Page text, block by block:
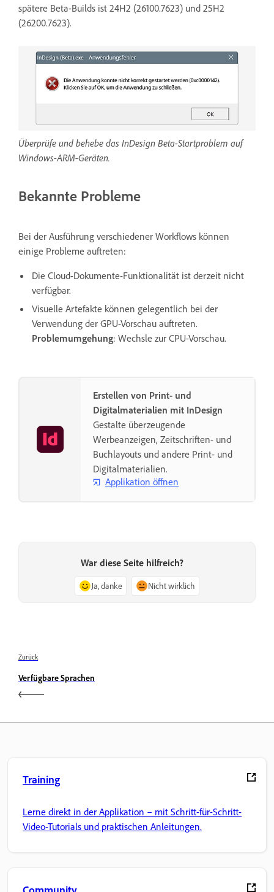
spätere Beta-Builds ist 24H2 (26100.7623) und 25H2
(26200.7623).
Überprüfe und behebe das InDesign Beta-Startproblem auf
Windows-ARM-Geräten.
Bekannte Probleme
Bei der Ausführung verschiedener Workflows können
einige Probleme auftreten:
Die Cloud-Dokumente-Funktionalität ist derzeit nicht
verfügbar.
Visuelle Artefakte können gelegentlich bei der
Verwendung der GPU-Vorschau auftreten.
Problemumgehung: Wechsle zur CPU-Vorschau.
Erstellen von Print- und
Digitalmaterialien mit InDesign
Gestalte überzeugende
Werbeanzeigen, Zeitschriften- und
Buchlayouts und andere Print- und
Digitalmaterialien.
Applikation öffnen
War diese Seite hilfreich?
Ja, danke Nicht wirklich
Zurück
Verfügbare Sprachen
Training
Lerne direkt in der Applikation – mit Schritt-für-Schritt-
Video-Tutorials und praktischen Anleitungen.